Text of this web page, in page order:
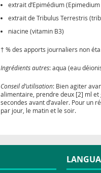
extrait d’Epimédium
extrait de Tribulus Terrestris
niacine (vitamin B3)
† % des apports journaliers non
Ingrédients autres: aqua (eau
Conseil d’utilisation: Bien agiter
alimentaire, prendre deux [2] ml
secondes avant d’avaler. Pour un
par jour, le matin et le soir.